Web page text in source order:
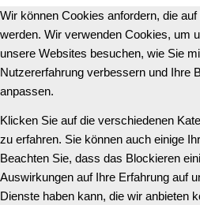
Wir können Cookies anfordern, die
werden. Wir verwenden Cookies, um
unsere Websites besuchen, wie Sie
Nutzererfahrung verbessern und Ihre
anpassen.
Klicken Sie auf die verschiedenen
zu erfahren. Sie können auch einige
Beachten Sie, dass das Blockieren
Auswirkungen auf Ihre Erfahrung auf
Dienste haben kann, die wir anbieten